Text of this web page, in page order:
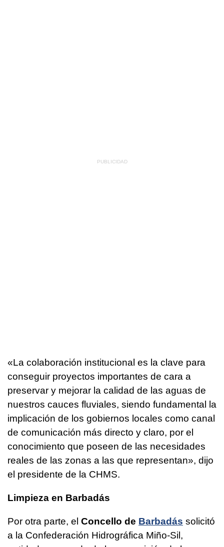
«La colaboración institucional es la clave para
conseguir proyectos importantes de cara a
preservar y mejorar la calidad de las aguas de
nuestros cauces fluviales, siendo fundamental la
implicación de los gobiernos locales como canal
de comunicación más directo y claro, por el
conocimiento que poseen de las necesidades
reales de las zonas a las que representan», dijo
el presidente de la CHMS.
Limpieza en Barbadás
Por otra parte, el Concello de Barbadás solicitó
a la Confederación Hidrográfica Miño-Sil,